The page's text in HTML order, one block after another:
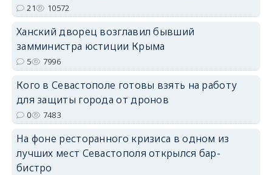
erid: 2SDnjdPjgYS
21 10572
Ханский дворец возглавил бывший
замминистра юстиции Крыма
5 7996
Кого в Севастополе готовы взять на работу
для защиты города от дронов
0 7483
На фоне ресторанного кризиса в одном из
лучших мест Севастополя открылся бар-
бистро